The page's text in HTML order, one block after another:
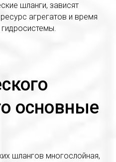
шланги, зависят
агрегатов и время
основные
шлангов многослойная,